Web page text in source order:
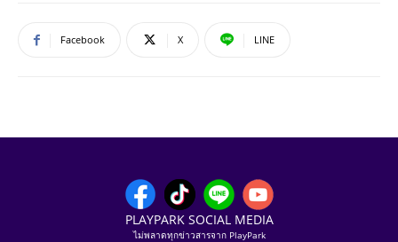
Facebook X LINE
PLAYPARK SOCIAL MEDIA
ไม่พลาดทุกข่าวสารจาก PlayPark